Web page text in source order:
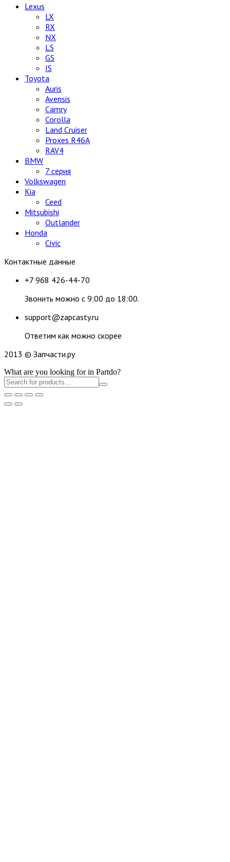
Lexus
LX
RX
NX
LS
GS
IS
Toyota
Auris
Avensis
Camry
Corolla
Land Cruiser
Proxes R46A
RAV4
BMW
7 серия
Volkswagen
Kia
Ceed
Mitsubishi
Outlander
Honda
Civic
Контактные данные
+7 968 426-44-70
Звонить можно с 9:00 до 18:00.
support@zapcasty.ru
Ответим как можно скорее
2013 © Запчасти.ру
What are you looking for in Partdo?